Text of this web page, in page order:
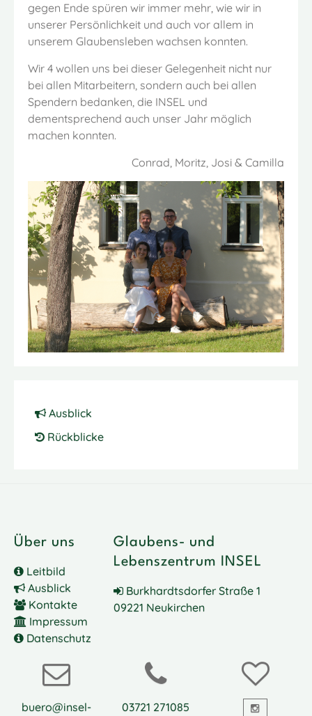
gegen Ende spüren wir immer mehr, wie wir in
unserer Persönlichkeit und auch vor allem in
unserem Glaubensleben wachsen konnten.
Wir 4 wollen uns bei dieser Gelegenheit nicht nur
bei allen Mitarbeitern, sondern auch bei allen
Spendern bedanken, die INSEL und
dementsprechend auch unser Jahr möglich
machen konnten.
Conrad, Moritz, Josi & Camilla
Ausblick
Rückblicke
Über uns
Leitbild
Ausblick
Kontakte
Impressum
Datenschutz
Glaubens- und
Lebenszentrum INSEL
Burkhardtsdorfer Straße 1
09221 Neukirchen
buero@insel- 03721 271085